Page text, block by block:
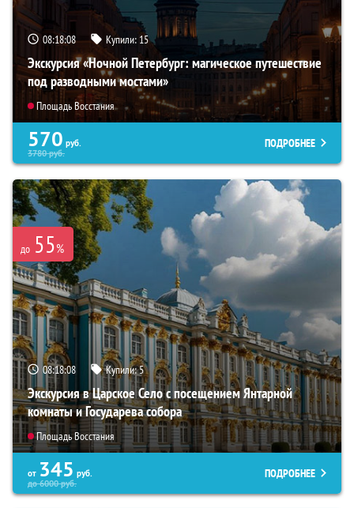
08:18:06 Купили: 15
Экскурсия «Ночной Петербург: магическое путешествие
под разводными мостами»
Площадь Восстания
570 руб.
3780руб.
ПОДРОБНЕЕ
до 55%
08:18:06 Купили:5
Экскурсия в Царское Село с посещением Янтарной
комнаты и Государева собора
Площадь Восстания
от 345 руб.
до6000руб.
ПОДРОБНЕЕ